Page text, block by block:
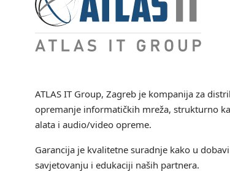
ATLAS IT Group, Zagreb je kompanija za
opremanje informatičkih mreža, strukturno
alata i audio/video opreme.
Garancija je kvalitetne suradnje kako u
savjetovanju i edukaciji naših partnera.